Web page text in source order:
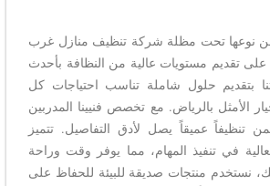
نوعها تحت مظلة شركة تنظيف منازل غرب
تقديم مستويات عالية من النظافة بأحدث
بتقديم حلول شاملة تناسب احتياجات كل
الأمثل بالرياض. مع تخصص فنيينا المدربين
تنظيفاً عميقاً يصل لأدق التفاصيل. تتميز
في تنفيذ المهام، مما يوفر وقت وراحة
نستخدم منتجات صديقة للبيئة للحفاظ على